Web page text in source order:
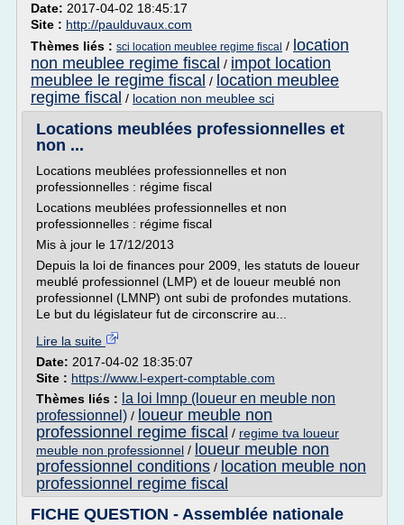
Date: 2017-04-02 18:45:17
Site : http://paulduvaux.com
Thèmes liés : sci location meublee regime fiscal / location
non meublee regime fiscal / impot location
meublee le regime fiscal / location meublee
regime fiscal / location non meublee sci
Locations meublées professionnelles et
non ...
Locations meublées professionnelles et non
professionnelles : régime fiscal
Locations meublées professionnelles et non
professionnelles : régime fiscal
Mis à jour le 17/12/2013
Depuis la loi de finances pour 2009, les statuts de loueur
meublé professionnel (LMP) et de loueur meublé non
professionnel (LMNP) ont subi de profondes mutations.
Le but du législateur fut de circonscrire au...
Lire la suite
Date: 2017-04-02 18:35:07
Site : https://www.l-expert-comptable.com
Thèmes liés : la loi lmnp (loueur en meuble non
professionnel) / loueur meuble non
professionnel regime fiscal / regime tva loueur
meuble non professionnel / loueur meuble non
professionnel conditions / location meuble non
professionnel regime fiscal
FICHE QUESTION - Assemblée nationale